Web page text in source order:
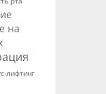
на
лифтинг